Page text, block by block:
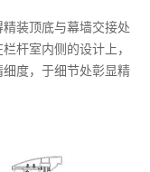
装顶底与幕墙交接处
杆室内侧的设计上，
度，于细节处彰显精